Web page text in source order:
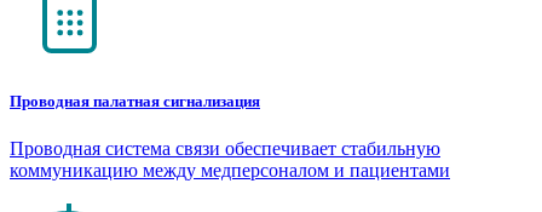
Проводная палатная сигнализация
Проводная система связи обеспечивает стабильную
коммуникацию между медперсоналом и пациентами